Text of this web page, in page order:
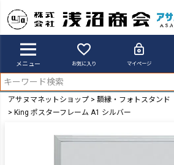
メニュー お気に入り マイページ
アサヌマネットショップ
額縁・フォトスタンド
King ポスターフレーム A1 シルバー